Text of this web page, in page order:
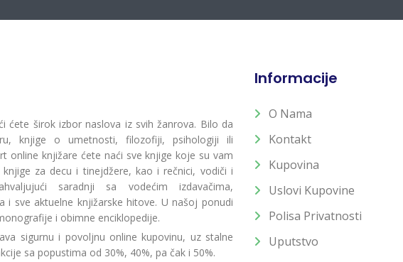
ćete širok izbor naslova iz svih žanrova. Bilo da
knjige o umetnosti, filozofiji, psihologiji ili
online knjižare ćete naći sve knjige koje su vam
za decu i tinejdžere, kao i rečnici, vodiči i
saradnji sa vodećim izdavačima,
i sve aktuelne knjižarske hitove. U našoj ponudi
i obimne enciklopedije.
sigurnu i povoljnu online kupovinu, uz stalne
sa popustima od 30%, 40%, pa čak i 50%.
Informacije
O Nama
Kontakt
Kupovina
Uslovi Kupovine
Polisa Privatnosti
Uputstvo